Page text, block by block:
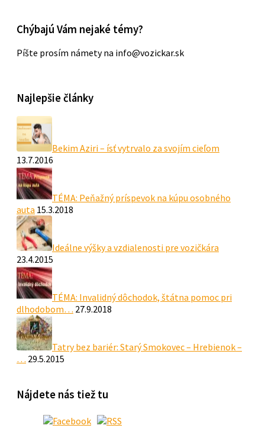
Chýbajú Vám nejaké témy?
Píšte prosím námety na info@vozickar.sk
Najlepšie články
Bekim Aziri – ísť vytrvalo za svojím cieľom
13.7.2016
TÉMA: Peňažný príspevok na kúpu osobného
auta 15.3.2018
Ideálne výšky a vzdialenosti pre vozičkára
23.4.2015
TÉMA: Invalidný dôchodok, štátna pomoc pri
dlhodobom… 27.9.2018
Tatry bez bariér: Starý Smokovec – Hrebienok –
… 29.5.2015
Nájdete nás tiež tu